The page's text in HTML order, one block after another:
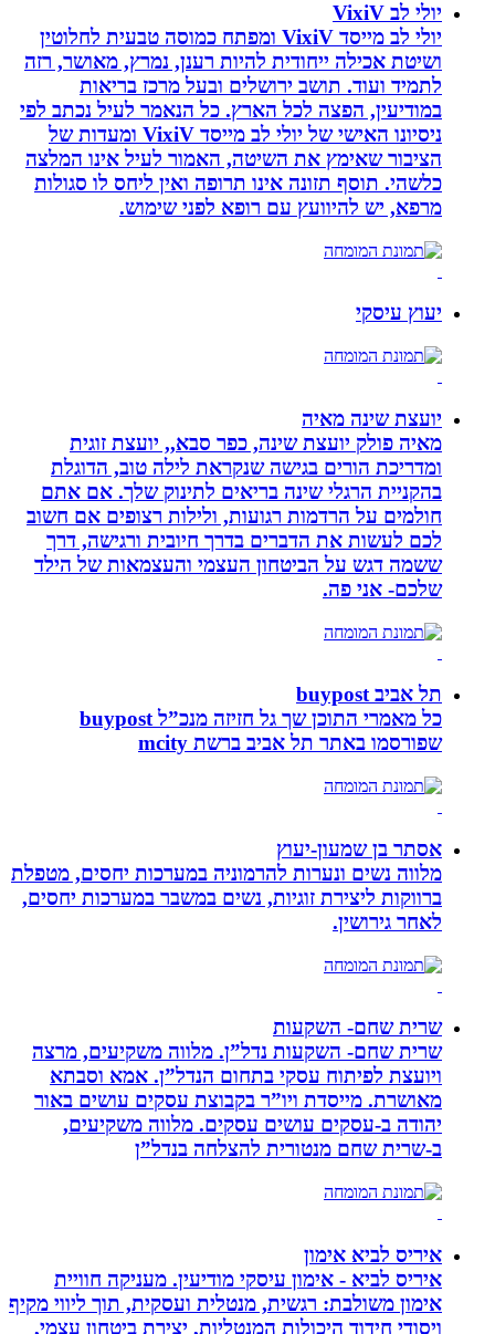
יולי לב VixiV
יולי לב מייסד VixiV ומפתח כמוסה טבעית לחלוטין
ושיטת אכילה ייחודית להיות רענן, נמרץ, מאושר, רזה
לתמיד ועוד. תושב ירושלים ובעל מרכז בריאות
במודיעין, הפצה לכל הארץ. כל הנאמר לעיל נכתב לפי
ניסיונו האישי של יולי לב מייסד VixiV ומעדות של
הציבור שאימץ את השיטה, האמור לעיל אינו המלצה
כלשהי. תוסף תזונה אינו תרופה ואין ליחס לו סגולות
מרפא, יש להיוועץ עם רופא לפני שימוש.
יעוץ עיסקי
יועצת שינה מאיה
מאיה פולק יועצת שינה, כפר סבא,, יועצת זוגית
ומדריכת הורים בגישה שנקראת לילה טוב, הדוגלת
בהקניית הרגלי שינה בריאים לתינוק שלך. אם אתם
חולמים על הרדמות רגועות, ולילות רצופים אם חשוב
לכם לעשות את הדברים בדרך חיובית ורגישה, דרך
ששמה דגש על הביטחון העצמי והעצמאות של הילד
שלכם- אני פה.
תל אביב buypost
כל מאמרי התוכן שך גל חזיזה מנכ”ל buypost
שפורסמו באתר תל אביב ברשת mcity
אסתר בן שמעון-יעוץ
מלווה נשים ונערות להרמוניה במערכות יחסים, מטפלת
ברווקות ליצירת זוגיות, נשים במשבר במערכות יחסים,
לאחר גירושין.
שרית שחם- השקעות
שרית שחם- השקעות נדל”ן. מלווה משקיעים, מרצה
ויועצת לפיתוח עסקי בתחום הנדל”ן. אמא וסבתא
מאושרת. ‏מייסדת ויו”ר בקבוצת עסקים עושים באור
יהודה‏ ב-‏עסקים עושים עסקים‏. ‏מלווה משקיעים,
ב-‏שרית שחם מנטורית להצלחה בנדל”ן‏
איריס לביא אימון
איריס לביא - אימון עיסקי מודיעין. מעניקה חוויית
אימון משולבת: רגשית, מנטלית ועסקית, תוך ליווי מקיף
ויסודי חידוד היכולות המנטליות, יצירת ביטחון עצמי,